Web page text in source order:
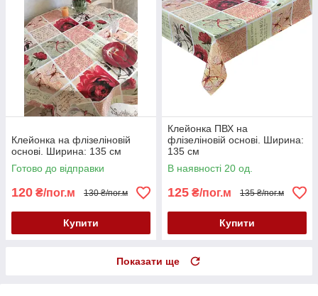
Клейонка на флізеліновій
основі. Ширина: 135 см
Готово до відправки
120 ₴/пог.м 130 ₴/пог.м
Купити
Клейонка ПВХ на
флізеліновій основі. Ширина:
135 см
В наявності 20 од.
125 ₴/пог.м 135 ₴/пог.м
Купити
Показати ще